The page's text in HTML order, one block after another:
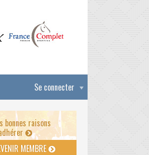
Se connecter
bonnes raisons
MEMBRE